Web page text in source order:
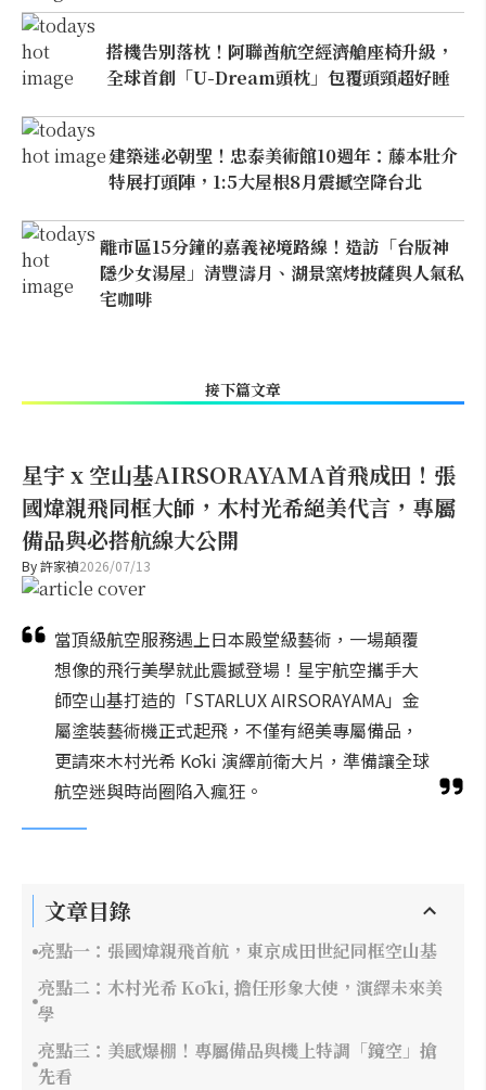
搭機告別落枕！阿聯酋航空經濟艙座椅升級，
全球首創「U-Dream頭枕」包覆頭頸超好睡
建築迷必朝聖！忠泰美術館10週年：藤本壯介
特展打頭陣，1:5大屋根8月震撼空降台北
離市區15分鐘的嘉義祕境路線！造訪「台版神
隱少女湯屋」清豐濤月、湖景窯烤披薩與人氣私
宅咖啡
接下篇文章
星宇 x 空山基AIRSORAYAMA首飛成田！張
國煒親飛同框大師，木村光希絕美代言，專屬
備品與必搭航線大公開
By許家禎2026/07/13
當頂級航空服務遇上日本殿堂級藝術，一場顛覆
想像的飛行美學就此震撼登場！星宇航空攜手大
師空山基打造的「STARLUX AIRSORAYAMA」金
屬塗裝藝術機正式起飛，不僅有絕美專屬備品，
更請來木村光希 Kōki 演繹前衛大片，準備讓全球
航空迷與時尚圈陷入瘋狂。
文章目錄
亮點一：張國煒親飛首航，東京成田世紀同框空山基
亮點二：木村光希 Kōki, 擔任形象大使，演繹未來美
學
亮點三：美感爆棚！專屬備品與機上特調「鏡空」搶
先看